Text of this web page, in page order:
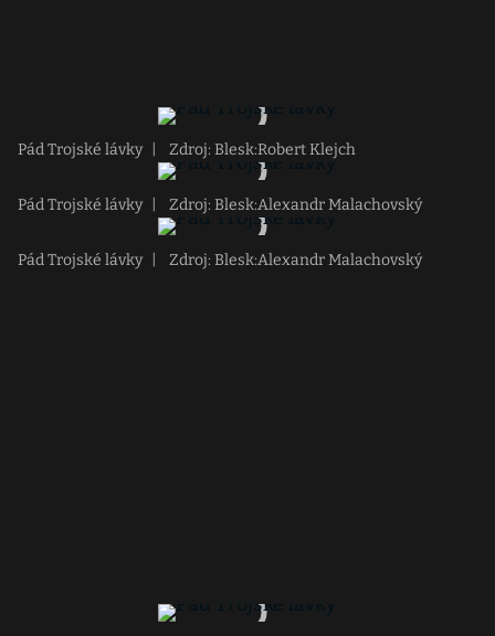
Pád Trojské lávky Zdroj: Blesk:Robert Klejch
Pád Trojské lávky Zdroj: Blesk:Alexandr Malachovský
Pád Trojské lávky Zdroj: Blesk:Alexandr Malachovský